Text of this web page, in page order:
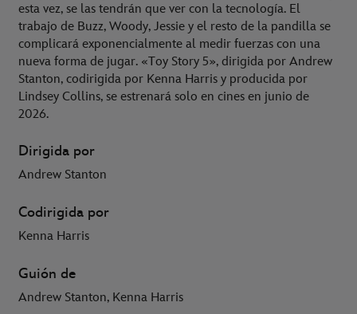
esta vez, se las tendrán que ver con la tecnología. El
trabajo de Buzz, Woody, Jessie y el resto de la pandilla se
complicará exponencialmente al medir fuerzas con una
nueva forma de jugar. «Toy Story 5», dirigida por Andrew
Stanton, codirigida por Kenna Harris y producida por
Lindsey Collins, se estrenará solo en cines en junio de
2026.
Dirigida por
Andrew Stanton
Codirigida por
Kenna Harris
Guión de
Andrew Stanton, Kenna Harris